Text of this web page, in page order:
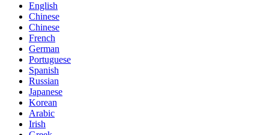
English
Chinese
Chinese
French
German
Portuguese
Spanish
Russian
Japanese
Korean
Arabic
Irish